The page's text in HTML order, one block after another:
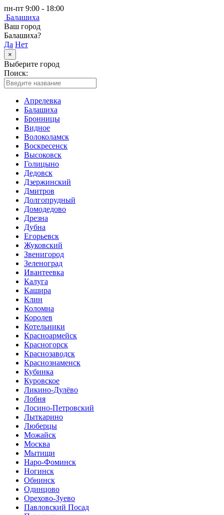
пн-пт 9:00 - 18:00
Балашиха
Ваш город
Балашиха?
Да Нет
×
Выберите город
Поиск:
Апрелевка
Балашиха
Бронницы
Видное
Волоколамск
Воскресенск
Высоковск
Голицыно
Дедовск
Дзержинский
Дмитров
Долгопрудный
Домодедово
Дрезна
Дубна
Егорьевск
Жуковский
Звенигород
Зеленоград
Ивантеевка
Калуга
Кашира
Клин
Коломна
Королев
Котельники
Красноармейск
Красногорск
Краснозаводск
Краснознаменск
Кубинка
Куровское
Ликино-Дулёво
Лобня
Лосино-Петровский
Лыткарино
Люберцы
Можайск
Москва
Мытищи
Наро-Фоминск
Ногинск
Обнинск
Одинцово
Орехово-Зуево
Павловский Посад